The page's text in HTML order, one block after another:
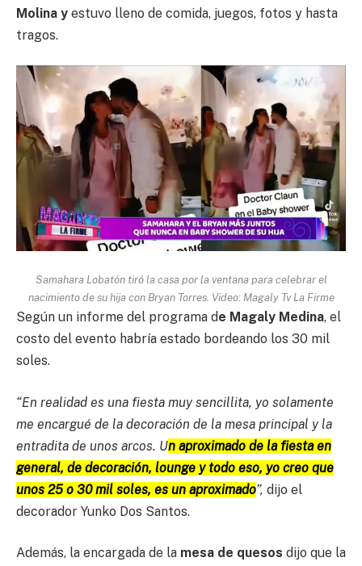
Molina y estuvo lleno de comida, juegos, fotos y hasta
tragos.
Samahara Lobatón tiró la casa por la ventana para celebrar el
nacimiento de su hija con Bryan Torres. Video: Magaly Tv La Firme
Según un informe del programa de Magaly Medina, el
costo del evento habría estado bordeando los 30 mil
soles.
“En realidad es una fiesta muy sencillita, yo solamente
me encargué de la decoración de la mesa principal y la
entradita de unos arcos. Un aproximado de la fiesta en
general, de decoración, lounge y todo eso, yo creo que
unos 25 o 30 mil soles, es un aproximado”, dijo el
decorador Yunko Dos Santos.
Además, la encargada de la mesa de quesos dijo que la